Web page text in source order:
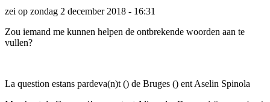
zei op zondag 2 december 2018 - 16:31
Zou iemand me kunnen helpen de ontbrekende woorden aan te
vullen?
La question estans pardeva(n)t () de Bruges () ent Aselin Spinola